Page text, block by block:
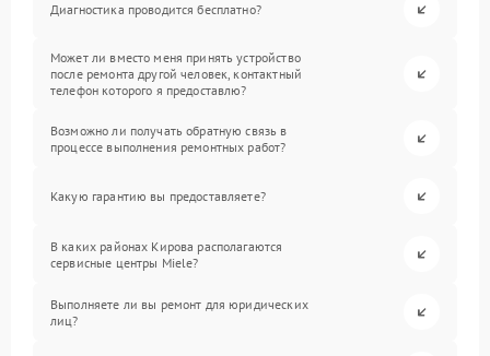
Диагностика проводится бесплатно?
Может ли вместо меня принять устройство
после ремонта другой человек, контактный
телефон которого я предоставлю?
Возможно ли получать обратную связь в
процессе выполнения ремонтных работ?
Какую гарантию вы предоставляете?
В каких районах Кирова располагаются
сервисные центры Miele?
Выполняете ли вы ремонт для юридических
лиц?